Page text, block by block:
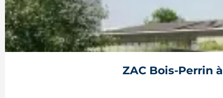
Construire, agrandir ou surélever à Rennes
patrimoniaux, le bon formulaire se choisit
ligne et les délai...
ZAC Bois-Perrin